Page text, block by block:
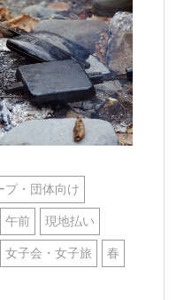
プ・団体向け
午前 現地払い
女子会・女子旅 春